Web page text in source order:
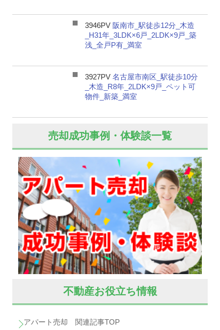
3946PV 阪南市_駅徒歩12分_木造
_H31年_3LDK×6戸_2LDK×9戸_築
浅_全戸P有_満室
3927PV 名古屋市南区_駅徒歩10分
_木造_R8年_2LDK×9戸_ペット可
物件_新築_満室
売却成功事例・体験談一覧
不動産お役立ち情報
アパート売却 関連記事TOP